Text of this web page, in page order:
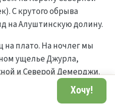
С крутого обрыва
на Алуштинскую долину.
плато. На ночлег мы
ущелье Джурла,
и Северой Демерджи.
маленькое горное
после тяжелого
Хочу!